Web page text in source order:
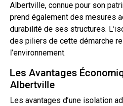
Albertville, connue pour son
prend également des mesures
durabilité de ses structures.
des piliers de cette démarche
l’environnement.
Les Avantages
Albertville
Les avantages d’une isolation